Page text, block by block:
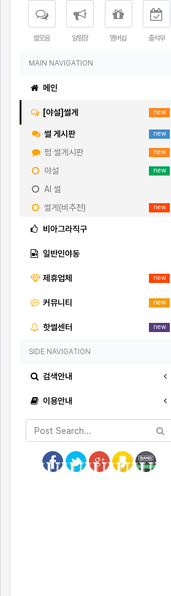
썰모음 알림장 멤버쉽 출석부
MAIN NAVIGATION
메인
[야설]썰게 new
new
썰 게시판
new
펌 썰게시판
new
야설
AI 썰
new
썰게(비추천)
비아그라직구
일반인야동
제휴업체 new
커뮤니티 new
핫썰센터 new
SIDE NAVIGATION
검색안내
이용안내